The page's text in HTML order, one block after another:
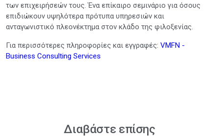
των επιχειρήσεών τους. Ένα επίκαιρο σεμινάριο για όσους
επιδιώκουν υψηλότερα πρότυπα υπηρεσιών και
ανταγωνιστικό πλεονέκτημα στον κλάδο της φιλοξενίας.
Για περισσότερες πληροφορίες και εγγραφές: VMFN -
Business Consulting Services
Διαβάστε επίσης